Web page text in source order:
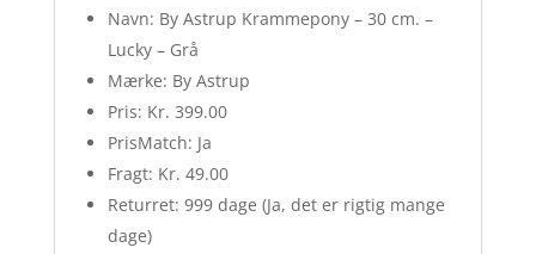
Navn: By Astrup Krammepony – 30 cm. –
Lucky – Grå
Mærke: By Astrup
Pris: Kr. 399.00
PrisMatch: Ja
Fragt: Kr. 49.00
Returret: 999 dage (Ja, det er rigtig mange
dage)